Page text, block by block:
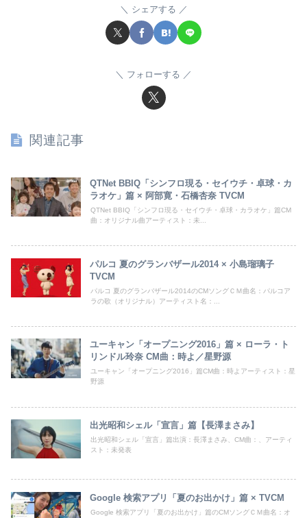
シェアする
フォローする
関連記事
QTNet BBIQ「シンフロ現る・セイウチ・卓球・カ
ラオケ」篇 × 阿部寛・石橋杏奈 TVCM
QTNet BBIQ「シンフロ現る・セイウチ・卓球・カラオケ」篇CM
曲：オリジナル曲アーティスト：未...
パルコ 夏のグランバザール2014 × 小島瑠璃子
TVCM
パルコ 夏のグランバザール2014のCMソングＣＭ曲名：パルコア
ラの歌（オリジナル）アーティスト名：...
ユーキャン「オープニング2016」篇 × ローラ・ト
リンドル玲奈 CM曲：時よ／星野源
ユーキャン「オープニング2016」篇CM曲：時よアーティスト：星
野源
出光昭和シェル「宣言」篇【長澤まさみ】
出光昭和シェル「宣言」篇出演：長澤まさみ、CM曲：、アーティ
スト：未発表
Google 検索アプリ「夏のお出かけ」篇 × TVCM
Google 検索アプリ「夏のお出かけ」篇のCMソングＣＭ曲名：オ